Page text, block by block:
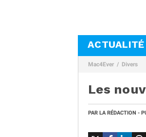
ACTUALITÉ
Mac4Ever Divers
Les
PAR LA RÉDACTION -